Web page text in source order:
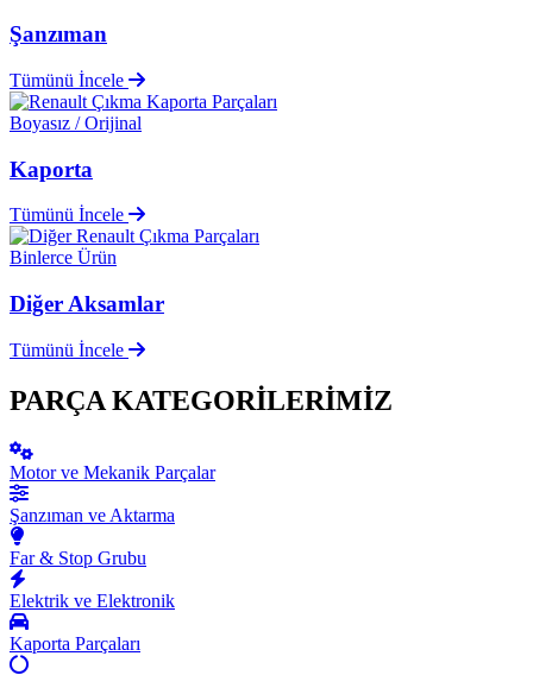
Şanzıman
Tümünü İncele
Boyasız / Orijinal
Kaporta
Tümünü İncele
Binlerce Ürün
Diğer Aksamlar
Tümünü İncele
PARÇA KATEGORİLERİMİZ
Motor ve Mekanik Parçalar
Şanzıman ve Aktarma
Far & Stop Grubu
Elektrik ve Elektronik
Kaporta Parçaları